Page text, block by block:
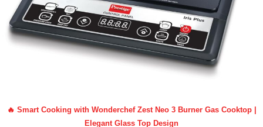
🔥 Smart Cooking with Wonderchef Zest Neo 3 Burner Gas Cooktop |
Elegant Glass Top Design